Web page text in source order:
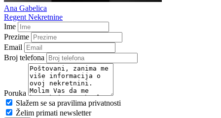
Ana Gabelica
Regent Nekretnine
Ime
Prezime
Email
Broj telefona
Poruka
Slažem se sa pravilima privatnosti
Želim primati newsletter